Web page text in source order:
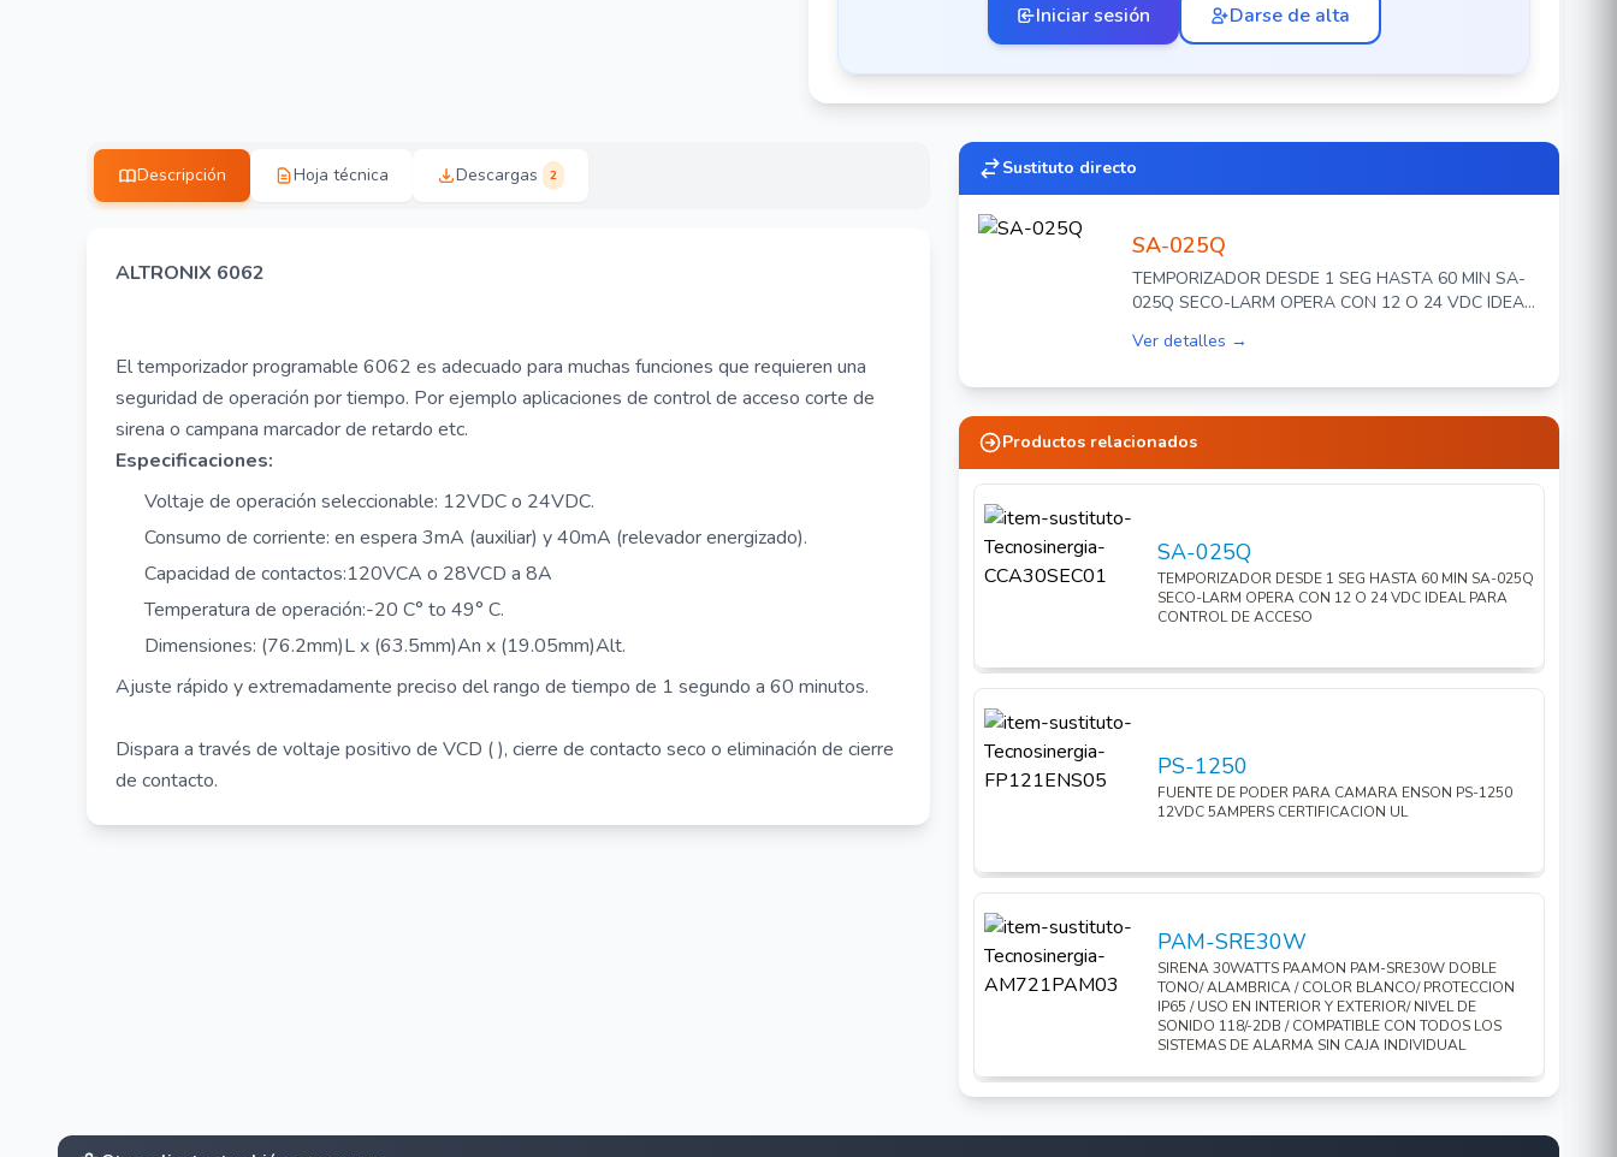
Iniciar sesión Darse de alta
Descripción Hoja técnica Descargas 2
ALTRONIX 6062
El temporizador programable 6062 es adecuado para muchas funciones que requieren una
seguridad de operación por tiempo. Por ejemplo aplicaciones de control de acceso corte de
sirena o campana marcador de retardo etc.
Especificaciones:
Voltaje de operación seleccionable: 12VDC o 24VDC.
Consumo de corriente: en espera 3mA (auxiliar) y 40mA (relevador energizado).
Capacidad de contactos:120VCA o 28VCD a 8A
Temperatura de operación:-20 C° to 49° C.
Dimensiones: (76.2mm)L x (63.5mm)An x (19.05mm)Alt.
Ajuste rápido y extremadamente preciso del rango de tiempo de 1 segundo a 60 minutos.
Dispara a través de voltaje positivo de VCD ( ), cierre de contacto seco o eliminación de cierre
de contacto.
Sustituto directo
SA-025Q
TEMPORIZADOR DESDE 1 SEG HASTA 60 MIN SA-
025Q SECO-LARM OPERA CON 12 O 24 VDC IDEAL
Ver detalles →
Productos relacionados
SA-025Q
TEMPORIZADOR DESDE 1 SEG HASTA 60 MIN SA-025Q
SECO-LARM OPERA CON 12 O 24 VDC IDEAL PARA
CONTROL DE ACCESO
PS-1250
FUENTE DE PODER PARA CAMARA ENSON PS-1250
12VDC 5AMPERS CERTIFICACION UL
PAM-SRE30W
SIRENA 30WATTS PAAMON PAM-SRE30W DOBLE
TONO/ ALAMBRICA / COLOR BLANCO/ PROTECCION
IP65 / USO EN INTERIOR Y EXTERIOR/ NIVEL DE
SONIDO 118/-2DB / COMPATIBLE CON TODOS LOS
SISTEMAS DE ALARMA SIN CAJA INDIVIDUAL